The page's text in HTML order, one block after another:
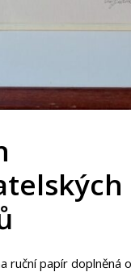
ruční papír doplněná